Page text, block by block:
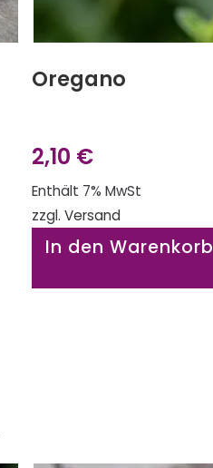
Oregano
2,10 €
Enthält 7% MwSt
zzgl. Versand
In den Warenkorb